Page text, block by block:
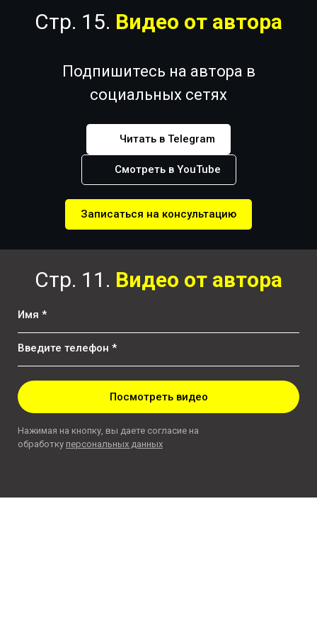
Стр. 15. Видео от автора
Подпишитесь на автора в
социальных сетях
Читать в Telegram
Смотреть в YouTube
Записаться на консультацию
Стр. 11. Видео от автора
Имя *
Введите телефон *
Посмотреть видео
Нажимая на кнопку, вы даете согласие на
обработку персональных данных